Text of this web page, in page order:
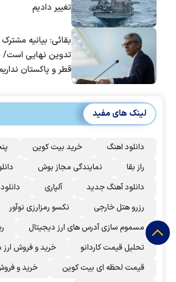
تغییر دادیم
بقائی: بیانیه
تدوین نهایی است/
قطر و پاکستان
لینک های مفید
دانلود اهنگ خرید بیت کوین
راز بقا
نمایندگی مجاز بوش
دانلود آهنگ جدید
آلپاری
رزرو هتل خارجی
نکسو رمزارزی نوآور
مسموم سازی آدرس های ارز دیجیتال
تحلیل قیمت کاردانو
خرید و فروش
قیمت لحظه ای بیت کوین
خرید و